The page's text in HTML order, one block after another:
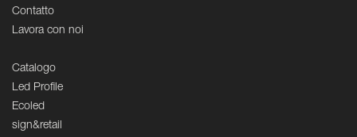
Contatto
Lavora con noi
Catalogo
Led Profile
Ecoled
sign&retail